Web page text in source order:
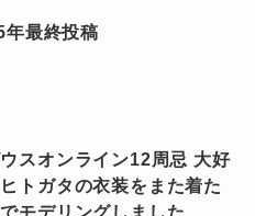
年最終投稿
スオンライン12周忌 大好
トガタの衣装をまた着た
モデリングしました